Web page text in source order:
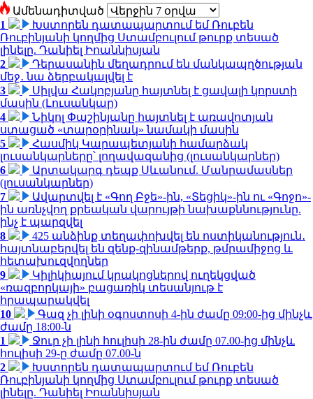
Ամենադիտված
1
Խստորեն դատապարտում եմ Ռուբեն
Ռուբինյանի կողմից Ստամբուլում թուրք տեսած
լինելը. Դանիել Իոաննիսյան
2
Դերասանին մեղադրում են մանկապղծության
մեջ․ նա ձերբակալվել է
3
Սիլվա Հակոբյանը հայտնել է ցավալի կորստի
մասին (Լուսանկար)
4
Նիկոլ Փաշինյանը հայտնել է առավոտյան
ստացած «տարօրինակ» նամակի մասին
5
Հասմիկ Կարապետյանի համարձակ
լուսանկարները՝ լողավազանից (լուսանկարներ)
6
Արտակարգ դեպք Սևանում. Մանրամասներ
(լուսանկարներ)
7
Ավարտվել է «Գող Բջե»-ին, «Տեցիկ»-ին ու «Գոջո»-
ին առնչվող քրեական վարույթի նախաքննությունը.
ինչ է պարզվել
8
425 անձինք տեղափոխվել են ոստիկանություն․
հայտնաբերվել են զենք-զինամթերք, թմրամիջոց և
հետախուզվողներ
9
Կիլիկիայում կրակոցներով ուղեկցված
«ռազբորկայի» բացառիկ տեսանյութ է
հրապարակվել
10
Գազ չի լինի օգոստոսի 4-ին ժամը 09:00-ից մինչև
ժամը 18:00-ն
1
Ջուր չի լինի հուլիսի 28-ին ժամը 07.00-ից մինչև
հուլիսի 29-ը ժամը 07.00-ն
2
Խստորեն դատապարտում եմ Ռուբեն
Ռուբինյանի կողմից Ստամբուլում թուրք տեսած
լինելը. Դանիել Իոաննիսյան